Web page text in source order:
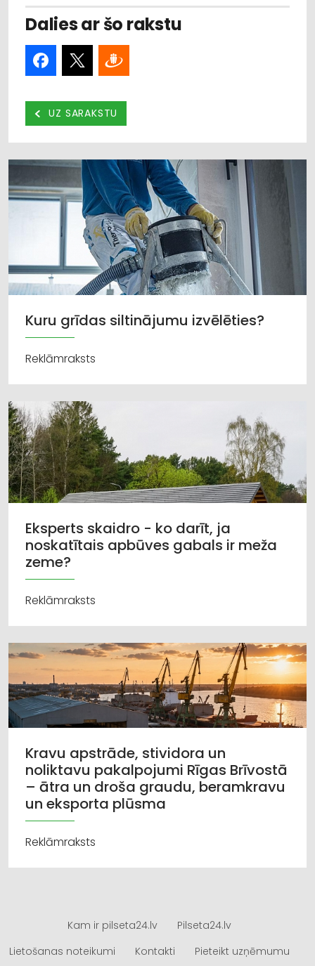
Dalies ar šo rakstu
UZ SARAKSTU
Kuru grīdas siltinājumu izvēlēties?
Reklāmraksts
Eksperts skaidro - ko darīt, ja
noskatītais apbūves gabals ir meža
zeme?
Reklāmraksts
Kravu apstrāde, stividora un
noliktavu pakalpojumi Rīgas Brīvostā
– ātra un droša graudu, beramkravu
un eksporta plūsma
Reklāmraksts
Kam ir pilseta24.lv
Pilseta24.lv
Lietošanas noteikumi
Kontakti Pieteikt uzņēmumu